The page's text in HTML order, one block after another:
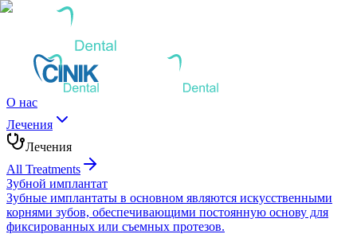
О нас
Лечения
Лечения
All Treatments
Зубной имплантат
Зубные имплантаты в основном являются искусственными
корнями зубов, обеспечивающими постоянную основу для
фиксированных или съемных протезов.